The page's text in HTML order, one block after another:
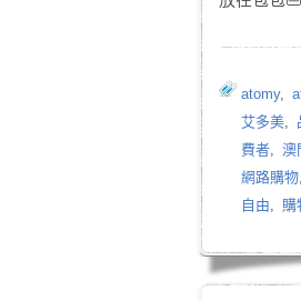
atomy,
艾多美,
費者, 澳
網路購物
自由, 購